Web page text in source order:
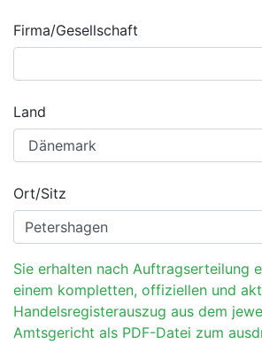
Firma/Gesellschaft
Land
Ort/Sitz
Sie erhalten nach Auftragserteilung
einem kompletten, offiziellen und
Handelsregisterauszug aus dem
Amtsgericht als PDF-Datei zum